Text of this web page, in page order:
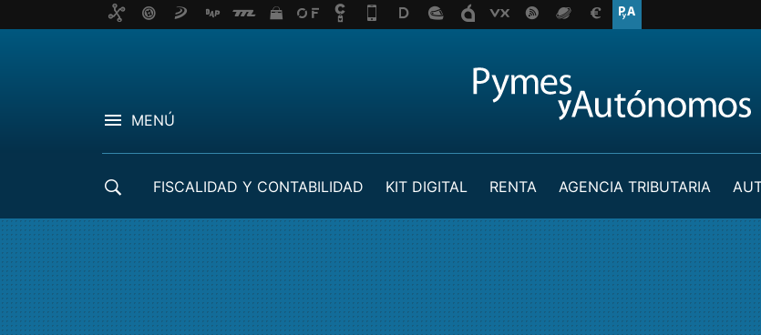
MENÚ
FISCALIDAD Y CONTABILIDAD KIT DIGITAL RENTA AGENCIA TRIBUTARIA